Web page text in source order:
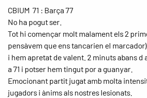
CBIUM 71 : Barça 77
No ha pogut ser.
Tot hi començar molt malament els 2
pensàvem que ens tancarien el
i hem apretat de valent. 2 minuts abans d
a 71 i potser hem tingut por a guanyar.
Emocionant partit jugat amb molta
jugadors i ànims als nostres lesionats.